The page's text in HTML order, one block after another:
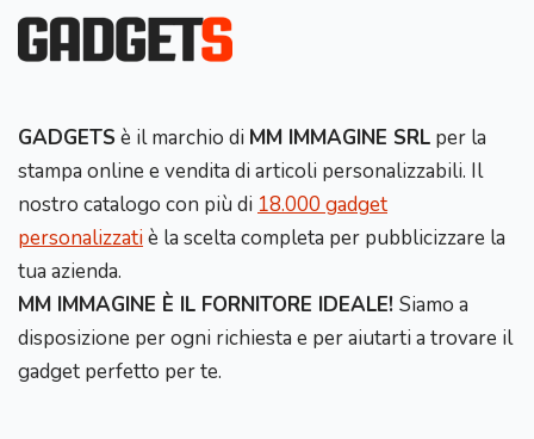
GADGETS è il marchio di MM IMMAGINE SRL per la
stampa online e vendita di articoli personalizzabili. Il
nostro catalogo con più di 18.000 gadget
personalizzatiè la scelta completa per pubblicizzare la
tua azienda.
MM IMMAGINE È IL FORNITORE IDEALE! Siamo a
disposizione per ogni richiesta e per aiutarti a trovare il
gadget perfetto per te.